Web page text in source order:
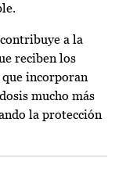
a la
reciben los
que incorporan
mucho más
la protección